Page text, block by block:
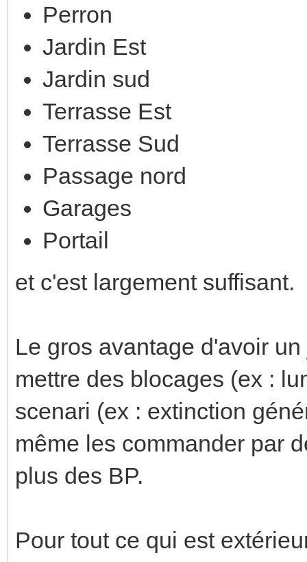
Perron
Jardin Est
Jardin sud
Terrasse Est
Terrasse Sud
Passage nord
Garages
Portail
et c'est largement suffisant.
Le gros avantage d'avoir
mettre des blocages (ex :
scenari (ex : extinction
même les commander par
plus des BP.
Pour tout ce qui est